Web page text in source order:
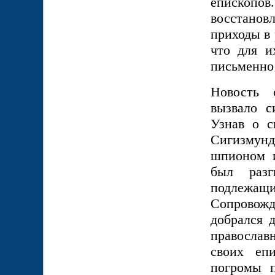
приходы в
что для
Новость
вызвало
Узнав о
шпионом
был
добрался
своих
погромы